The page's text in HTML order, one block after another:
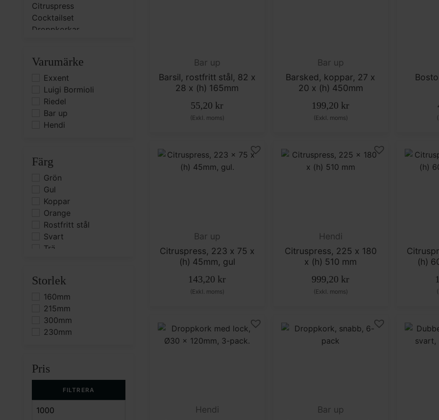
Citruspress
Cocktailset
Droppkorkar
Muddlers
Rökningstillbehör
Rörglas
Shakers
Tänger & pincetter
Varumärke
Exxent
Luigi Bormioli
Riedel
Bar up
Hendi
Färg
Grön
Gul
Koppar
Orange
Rostfritt stål
Svart
Trä
Storlek
160mm
215mm
300mm
230mm
Pris
FILTRERA
Bar up
Barsil, rostfritt stål, 82 x
28 x (h) 165mm
55,20 kr
(Exkl. moms)
Bar up
Barsked, koppar, 27 x
20 x (h) 450mm
199,20 kr
(Exkl. moms)
Bar up
Citruspress, 223 x 75 x
(h) 45mm, gul
143,20 kr
(Exkl. moms)
Hendi
Citruspress, 225 x 180
x (h) 510 mm
999,20 kr
(Exkl. moms)
(h)
Hendi
Bar up